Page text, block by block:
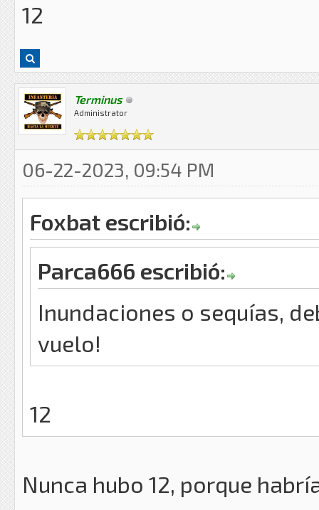
12
Terminus
Administrator
06-22-2023, 09:54 PM
Foxbat escribió:
Parca666 escribió:
Inundaciones o sequías,
vuelo!
12
Nunca hubo 12, porque